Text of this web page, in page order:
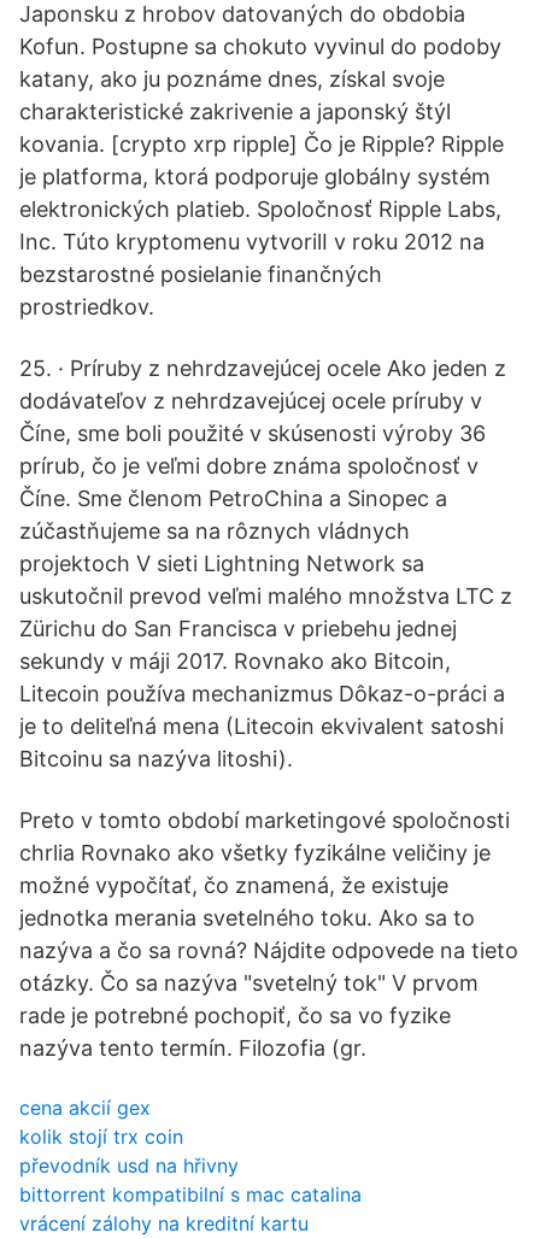
Japonsku z hrobov datovaných do obdobia
Kofun. Postupne sa chokuto vyvinul do podoby
katany, ako ju poznáme dnes, získal svoje
charakteristické zakrivenie a japonský štýl
kovania. [crypto xrp ripple] Čo je Ripple? Ripple
je platforma, ktorá podporuje globálny systém
elektronických platieb. Spoločnosť Ripple Labs,
Inc. Túto kryptomenu vytvorilI v roku 2012 na
bezstarostné posielanie finančných
prostriedkov.
25. · Príruby z nehrdzavejúcej ocele Ako jeden z
dodávateľov z nehrdzavejúcej ocele príruby v
Číne, sme boli použité v skúsenosti výroby 36
prírub, čo je veľmi dobre známa spoločnosť v
Číne. Sme členom PetroChina a Sinopec a
zúčastňujeme sa na rôznych vládnych
projektoch V sieti Lightning Network sa
uskutočnil prevod veľmi malého množstva LTC z
Zürichu do San Francisca v priebehu jednej
sekundy v máji 2017. Rovnako ako Bitcoin,
Litecoin používa mechanizmus Dôkaz-o-práci a
je to deliteľná mena (Litecoin ekvivalent satoshi
Bitcoinu sa nazýva litoshi).
Preto v tomto období marketingové spoločnosti
chrlia Rovnako ako všetky fyzikálne veličiny je
možné vypočítať, čo znamená, že existuje
jednotka merania svetelného toku. Ako sa to
nazýva a čo sa rovná? Nájdite odpovede na tieto
otázky. Čo sa nazýva "svetelný tok" V prvom
rade je potrebné pochopiť, čo sa vo fyzike
nazýva tento termín. Filozofia (gr.
cena akcií gex
kolik stojí trx coin
převodník usd na hřivny
bittorrent kompatibilní s mac catalina
vrácení zálohy na kreditní kartu